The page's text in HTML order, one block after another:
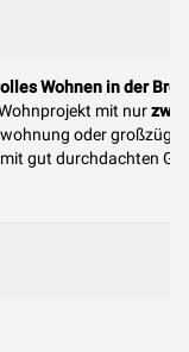
Wohnen in der
mit nur
oder
gut durchdachten